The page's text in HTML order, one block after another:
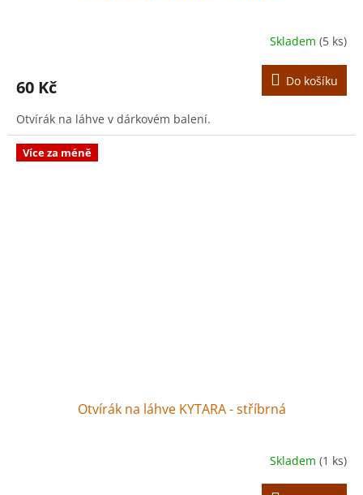
Skladem (5 ks)
60 Kč Do košíku
Otvírák na láhve v dárkovém balení.
Více za méně
Otvírák na láhve KYTARA - stříbrná
Skladem (1 ks)